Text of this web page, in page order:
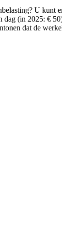
U kunt
dag (in 2025: €
dat de